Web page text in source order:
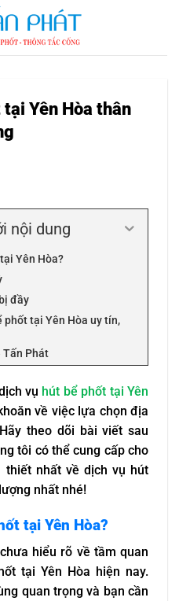
Yên Hòa thân
nội dung
Yên Hòa?
đầy
phốt tại Yên Hòa uy tín,
Tấn Phát
bể phốt tại 1 hộ gia đình ở
tại Yên Hòa
về chất lượng dịch vụ
vụ hút bể phốt tại Yên
về việc lựa chọn địa
theo dõi bài viết sau
tôi có thể cung cấp cho
thiết nhất về dịch vụ hút
nhất nhé!
tại Yên Hòa?
hiểu rõ về tầm quan
tại Yên Hòa hiện nay.
quan trọng và bạn cần